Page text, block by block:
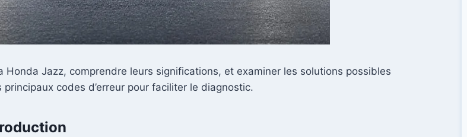
Jazz, comprendre leurs significations, et examiner les solutions possibles
codes d’erreur pour faciliter le diagnostic.